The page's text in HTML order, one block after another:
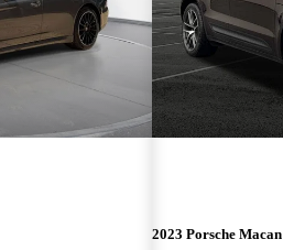
2023 Porsche Macan